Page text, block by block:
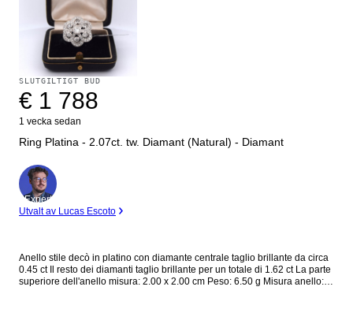
SLUTGILTIGT BUD
€ 1 788
1 vecka sedan
Ring Platina - 2.07ct. tw. Diamant (Natural) - Diamant
Expert
Utvalt av Lucas Escoto
Anello stile decò in platino con diamante centrale taglio brillante da circa
0.45 ct Il resto dei diamanti taglio brillante per un totale di 1.62 ct La parte
superiore dell'anello misura: 2.00 x 2.00 cm Peso: 6.50 g Misura anello: